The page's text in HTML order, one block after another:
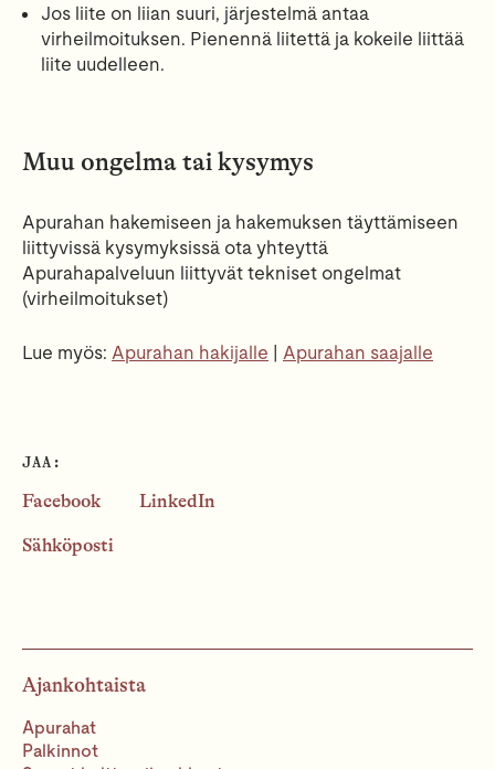
Jos liite on liian suuri, järjestelmä antaa
virheilmoituksen. Pienennä liitettä ja kokeile liittää
liite uudelleen.
Muu ongelma tai kysymys
Apurahan hakemiseen ja hakemuksen täyttämiseen
liittyvissä kysymyksissä ota yhteyttä
Apurahapalveluun liittyvät tekniset ongelmat
(virheilmoitukset)
Lue myös: Apurahan hakijalle | Apurahan saajalle
JAA:
Facebook LinkedIn
Sähköposti
Ajankohtaista
Apurahat
Palkinnot